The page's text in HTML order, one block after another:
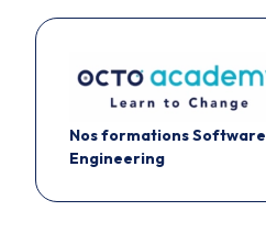
Nos formations Software
Engineering